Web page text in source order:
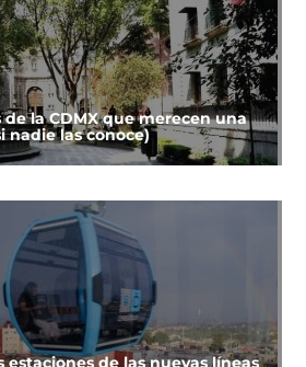
de la CDMX que merecen una
nadie las conoce)
estaciones de las nuevas líneas